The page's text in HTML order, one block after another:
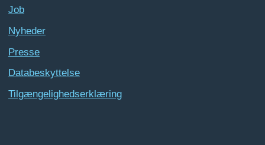
Job
Nyheder
Presse
Databeskyttelse
Tilgængelighedserklæring